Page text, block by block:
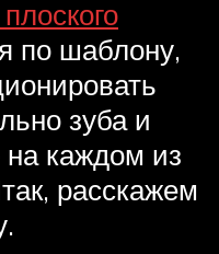
по шаблону,
зуба и
на каждом из
расскажем